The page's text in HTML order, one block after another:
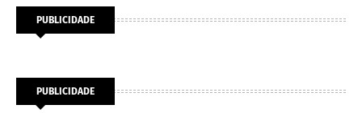
PUBLICIDADE
PUBLICIDADE